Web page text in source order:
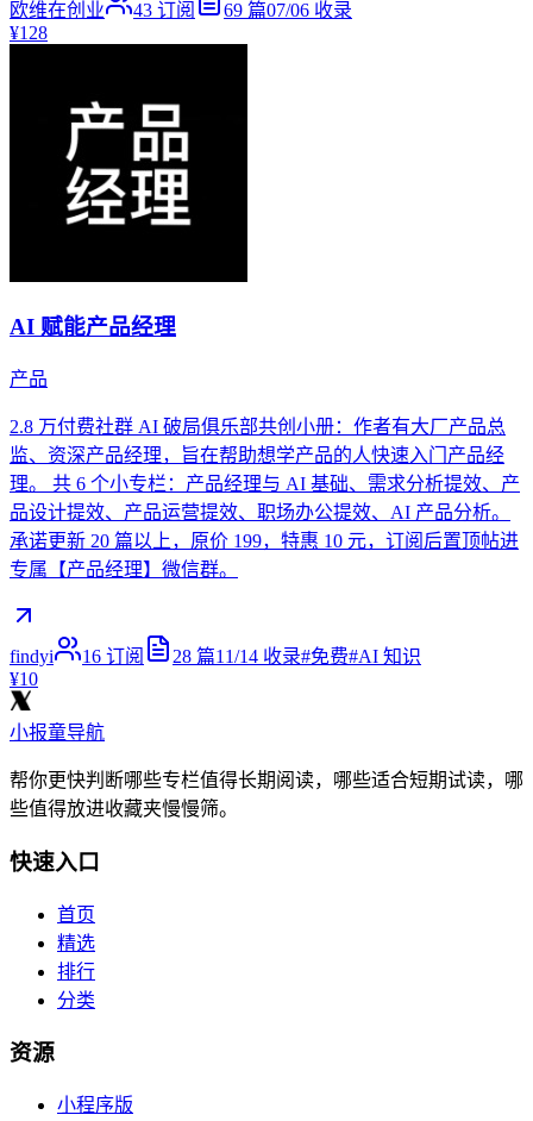
欧维在创业 43 订阅 69 篇07/06 收录
¥128
AI 赋能产品经理
产品
2.8 万付费社群 AI 破局俱乐部共创小册：作者有大厂产品总
监、资深产品经理，旨在帮助想学产品的人快速入门产品经
理。 共 6 个小专栏：产品经理与 AI 基础、需求分析提效、产
品设计提效、产品运营提效、职场办公提效、AI 产品分析。
承诺更新 20 篇以上，原价 199，特惠 10 元，订阅后置顶帖进
专属【产品经理】微信群。
findyi 16 订阅 28 篇11/14 收录#免费#AI 知识
¥10
小报童导航
帮你更快判断哪些专栏值得长期阅读，哪些适合短期试读，哪
些值得放进收藏夹慢慢筛。
快速入口
首页
精选
排行
分类
资源
小程序版